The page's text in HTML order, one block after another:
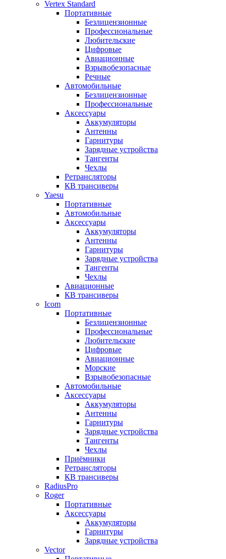
Vertex Standard
Портативные
Безлицензионные
Профессиональные
Любительские
Цифровые
Авиационные
Взрывобезопасные
Речные
Автомобильные
Безлицензионные
Профессиональные
Аксессуары
Аккумуляторы
Антенны
Гарнитуры
Зарядные устройства
Тангенты
Чехлы
Ретрансляторы
КВ трансиверы
Yaesu
Портативные
Автомобильные
Аксессуары
Аккумуляторы
Антенны
Гарнитуры
Зарядные устройства
Тангенты
Чехлы
Авиационные
КВ трансиверы
Icom
Портативные
Безлицензионные
Профессиональные
Любительские
Цифровые
Авиационные
Морские
Взрывобезопасные
Автомобильные
Аксессуары
Аккумуляторы
Антенны
Гарнитуры
Зарядные устройства
Тангенты
Чехлы
Приёмники
Ретрансляторы
КВ трансиверы
RadiusPro
Roger
Портативные
Аксессуары
Аккумуляторы
Гарнитуры
Зарядные устройства
Vector